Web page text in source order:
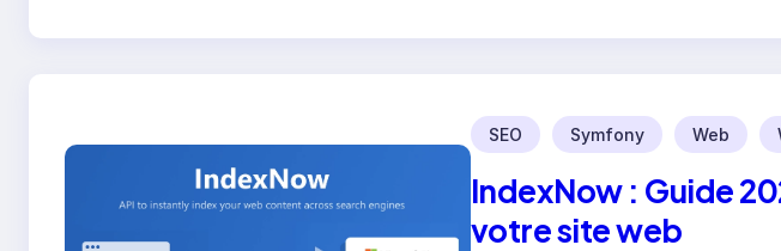
SEO Symfony Web
IndexNow : Guide
votre site web